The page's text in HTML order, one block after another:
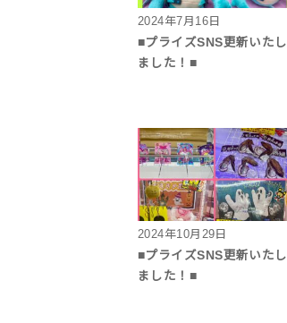
2024年7月16日
■プライズSNS更新いたし
ました！■
2024年10月29日
■プライズSNS更新いたし
ました！■